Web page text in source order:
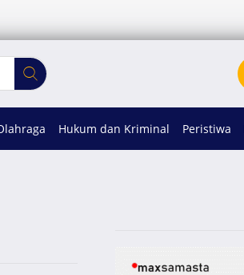
Hukum dan Kriminal Peristiwa